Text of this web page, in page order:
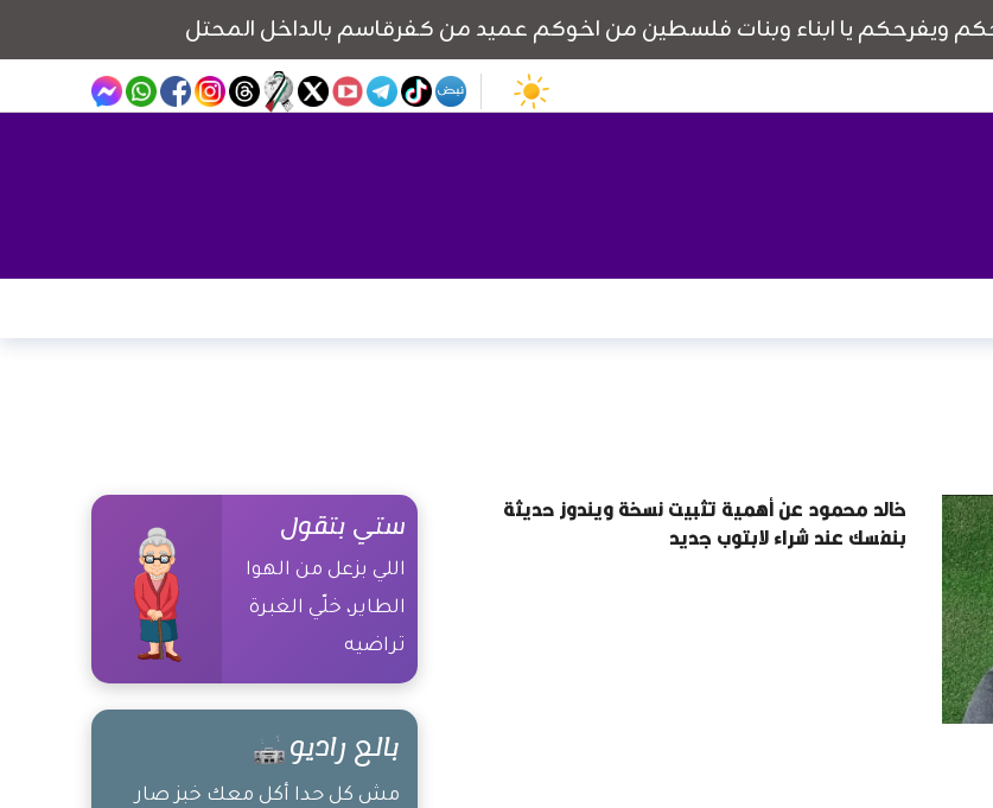
خالد محمود عن أهمية تثبيت نسخة ويندوز حديثة
بنفسك عند شراء لابتوب جديد
ستي بتقول
اللي بزعل من الهوا
الطاير، خلّي الغبرة
تراضيه
بالع راديو
مش كل حدا أكل معك خبز صار